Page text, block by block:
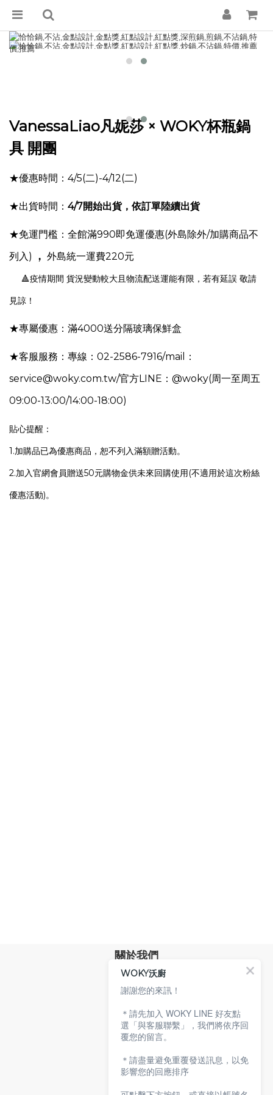
VanessaLiao凡妮莎× WOKY杯瓶鍋
具 開團
★優惠時間：4/5(二)-4/12(二)
★出貨時間： 4/7開始出貨，依訂單陸續出貨
★免運門檻：全館滿990即免運優惠(外島除外/加購商品不
列入)
， 外島統一運費220元
🔺疫情期間 貨況變動較大且物流配送運能有限，若有延誤 敬請
見諒！
★專屬優惠： 滿4000送分隔玻璃保鮮盒
★客服服務：專線：02-2586-7916/mail：
service@woky.com.tw/官方LINE：@woky(周一至周五
09:00-13:00/14:00-18:00)
貼心提醒：
1.加購品已為優惠商品，恕不列入滿額贈活動。
2.加入官網會員贈送50元購物金供未來回購使用(不適用於這次粉絲
優惠活動)。
關於我們
品牌故事
專業技術
環保沃廚
顧客服務
服務條款
隱私權政策
WOKY沃廚
謝謝您的來訊！
＊請先加入 WOKY LINE 好友點
選「與客服聯繫」，我們將依序回
覆您的留言。
＊請盡量避免重覆發送訊息，以免
影響您的回應排序